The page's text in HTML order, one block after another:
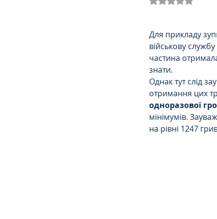
Спортивне право
Права Жінок
Міграційне
Для прикладу
військову
частина
знати.
Однак тут слід
отримання цих
одноразової
мінімумів.
на рівні 1247